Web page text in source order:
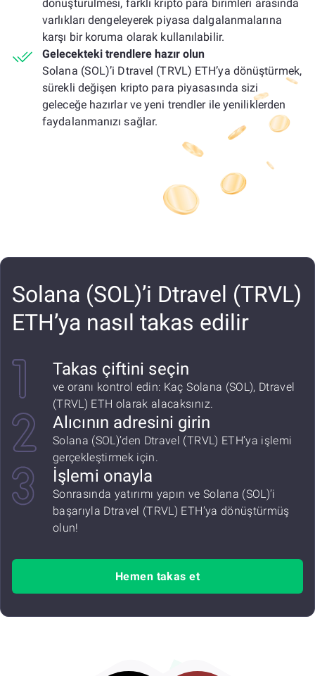
dönüştürülmesi, farklı kripto para birimleri arasında
varlıkları dengeleyerek piyasa dalgalanmalarına
karşı bir koruma olarak kullanılabilir.
Gelecekteki trendlere hazır olun
Solana (SOL)’i Dtravel (TRVL) ETH’ya dönüştürmek,
sürekli değişen kripto para piyasasında sizi
geleceğe hazırlar ve yeni trendler ile yeniliklerden
faydalanmanızı sağlar.
Solana (SOL)’i Dtravel (TRVL)
ETH’ya nasıl takas edilir
Takas çiftini seçin
ve oranı kontrol edin: Kaç Solana (SOL), Dtravel
(TRVL) ETH olarak alacaksınız.
Alıcının adresini girin
Solana (SOL)’den Dtravel (TRVL) ETH’ya işlemi
gerçekleştirmek için.
İşlemi onayla
Sonrasında yatırımı yapın ve Solana (SOL)’i
başarıyla Dtravel (TRVL) ETH’ya dönüştürmüş
olun!
Hemen takas et